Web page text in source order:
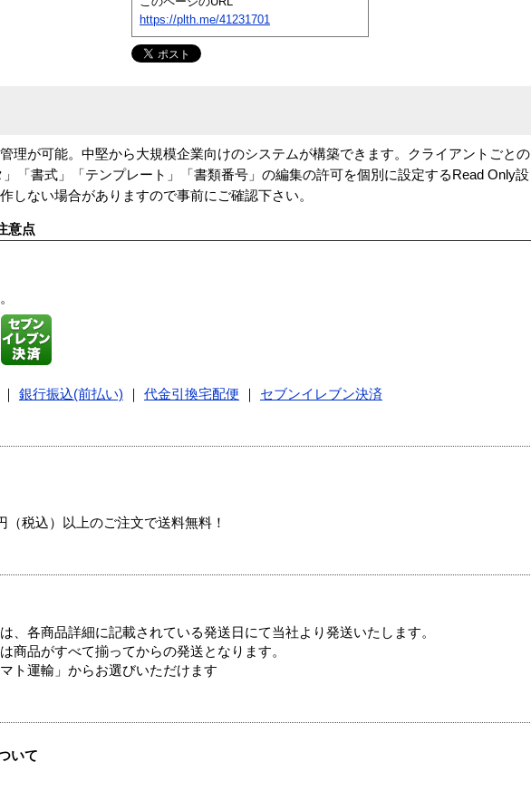
https://plth.me/41231701
理が可能。中堅から大規模企業向けのシステムが構築できます。クライアントごとの
」「書式」「テンプレート」「書類番号」の編集の許可を個別に設定するRead Only設
しない場合がありますので事前にご確認下さい。
意点
銀行振込(前払い) 代金引換宅配便
セブンイレブン決済
税込）以上のご注文で送料無料！
、各商品詳細に記載されている発送日にて当社より発送いたします。
商品がすべて揃ってからの発送となります。
ト運輸」からお選びいただけます
いて